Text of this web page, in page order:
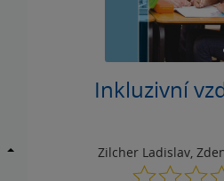
Inkluzivní
Zilcher Ladislav,
0.0